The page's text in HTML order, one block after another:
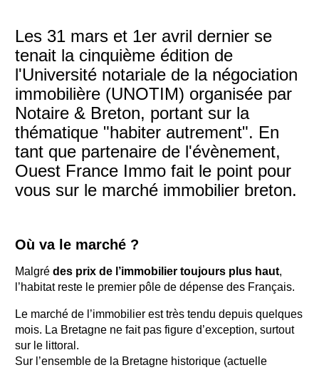
Les 31 mars et 1er avril dernier se
tenait la cinquième édition de
l'Université notariale de la négociation
immobilière (UNOTIM) organisée par
Notaire & Breton, portant sur la
thématique "habiter autrement". En
tant que partenaire de l'évènement,
Ouest France Immo fait le point pour
vous sur le marché immobilier breton.
Où va le marché ?
Malgré des prix de l’immobilier toujours plus haut,
l’habitat reste le premier pôle de dépense des Français.
Le marché de l’immobilier est très tendu depuis quelques
mois. La Bretagne ne fait pas figure d’exception, surtout
sur le littoral.
Sur l’ensemble de la Bretagne historique (actuelle